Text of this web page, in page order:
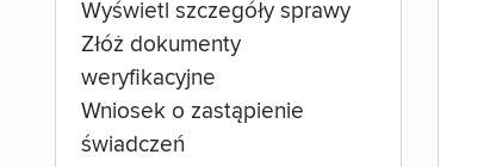
Wyświetl szczegóły sprawy
Złóż dokumenty
weryfikacyjne
Wniosek o zastąpienie
świadczeń